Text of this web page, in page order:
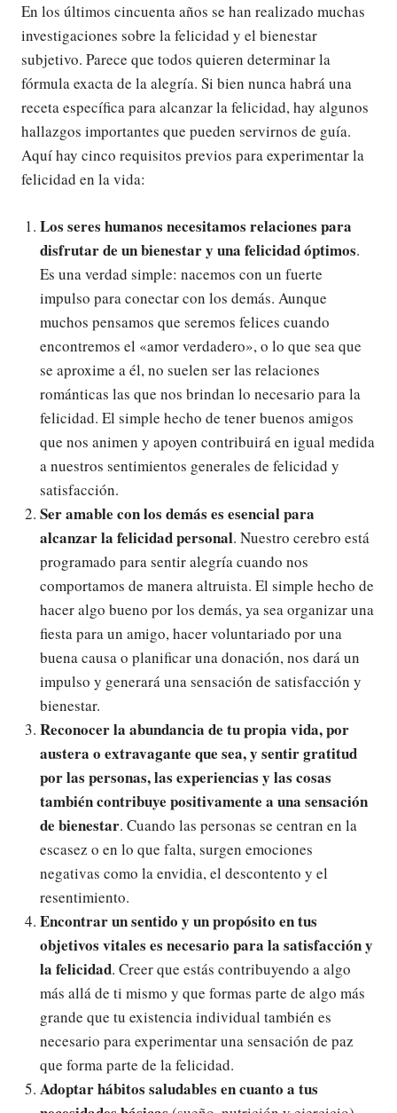
En los últimos cincuenta años se han realizado muchas
investigaciones sobre la felicidad y el bienestar
subjetivo. Parece que todos quieren determinar la
fórmula exacta de la alegría. Si bien nunca habrá una
receta específica para alcanzar la felicidad, hay algunos
hallazgos importantes que pueden servirnos de guía.
Aquí hay cinco requisitos previos para experimentar la
felicidad en la vida:
Los seres humanos necesitamos relaciones para
disfrutar de un bienestar y una felicidad óptimos.
Es una verdad simple: nacemos con un fuerte
impulso para conectar con los demás. Aunque
muchos pensamos que seremos felices cuando
encontremos el «amor verdadero», o lo que sea que
se aproxime a él, no suelen ser las relaciones
románticas las que nos brindan lo necesario para la
felicidad. El simple hecho de tener buenos amigos
que nos animen y apoyen contribuirá en igual medida
a nuestros sentimientos generales de felicidad y
satisfacción.
Ser amable con los demás es esencial para
alcanzar la felicidad personal. Nuestro cerebro está
programado para sentir alegría cuando nos
comportamos de manera altruista. El simple hecho de
hacer algo bueno por los demás, ya sea organizar una
fiesta para un amigo, hacer voluntariado por una
buena causa o planificar una donación, nos dará un
impulso y generará una sensación de satisfacción y
bienestar.
Reconocer la abundancia de tu propia vida, por
austera o extravagante que sea, y sentir gratitud
por las personas, las experiencias y las cosas
también contribuye positivamente a una sensación
de bienestar. Cuando las personas se centran en la
escasez o en lo que falta, surgen emociones
negativas como la envidia, el descontento y el
resentimiento.
Encontrar un sentido y un propósito en tus
objetivos vitales es necesario para la satisfacción y
la felicidad. Creer que estás contribuyendo a algo
más allá de ti mismo y que formas parte de algo más
grande que tu existencia individual también es
necesario para experimentar una sensación de paz
que forma parte de la felicidad.
Adoptar hábitos saludables en cuanto a tus